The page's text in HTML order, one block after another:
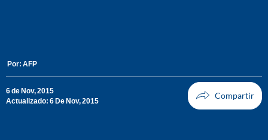
Por: AFP
6 de Nov, 2015
Actualizado: 6 De Nov, 2015